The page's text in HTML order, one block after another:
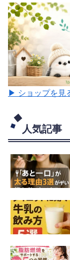
▶ ショップを見
人気記事